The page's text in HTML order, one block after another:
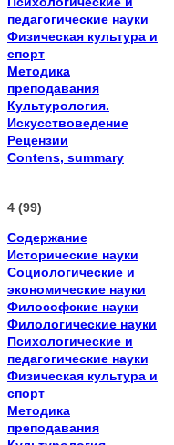
педагогические науки
Физическая культура и
спорт
Методика
преподавания
Культурология.
Искусствоведение
Рецензии
Contens, summary
4 (99)
Содержание
Исторические науки
Социологические и
экономические науки
Философские науки
Филологические науки
Психологические и
педагогические науки
Физическая культура и
спорт
Методика
преподавания